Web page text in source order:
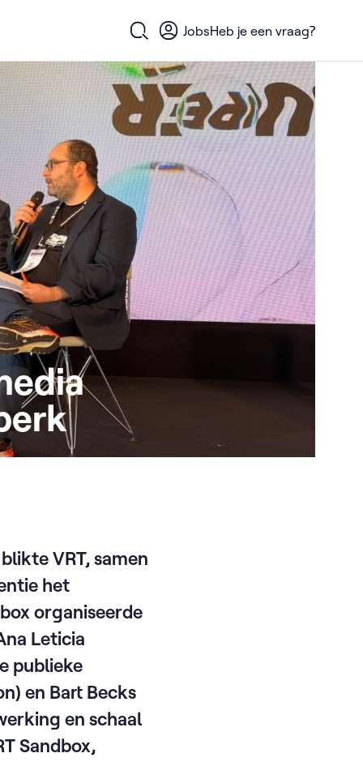
Open zoekformulier
JobsHeb je een vraag?
VRT, samen
het
organiseerde
Leticia
publieke
en Bart Becks
en schaal
Sandbox,